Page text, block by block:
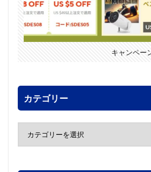
キャンペー
カテゴリー